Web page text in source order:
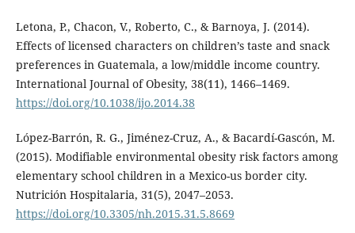
Letona, P., Chacon, V., Roberto, C., & Barnoya, J. (2014).
Effects of licensed characters on children’s taste and snack
preferences in Guatemala, a low/middle income country.
International Journal of Obesity, 38(11), 1466–1469.
https://doi.org/10.1038/ijo.2014.38
López-Barrón, R. G., Jiménez-Cruz, A., & Bacardí-Gascón, M.
(2015). Modifiable environmental obesity risk factors among
elementary school children in a Mexico-us border city.
Nutrición Hospitalaria, 31(5), 2047–2053.
https://doi.org/10.3305/nh.2015.31.5.8669